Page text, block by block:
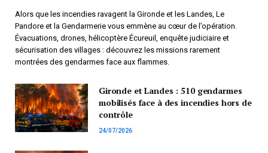
Alors que les incendies ravagent la Gironde et les Landes, Le
Pandore et la Gendarmerie vous emmène au cœur de l’opération.
Évacuations, drones, hélicoptère Écureuil, enquête judiciaire et
sécurisation des villages : découvrez les missions rarement
montrées des gendarmes face aux flammes.
Gironde et Landes : 510 gendarmes
mobilisés face à des incendies hors de
contrôle
24/07/2026